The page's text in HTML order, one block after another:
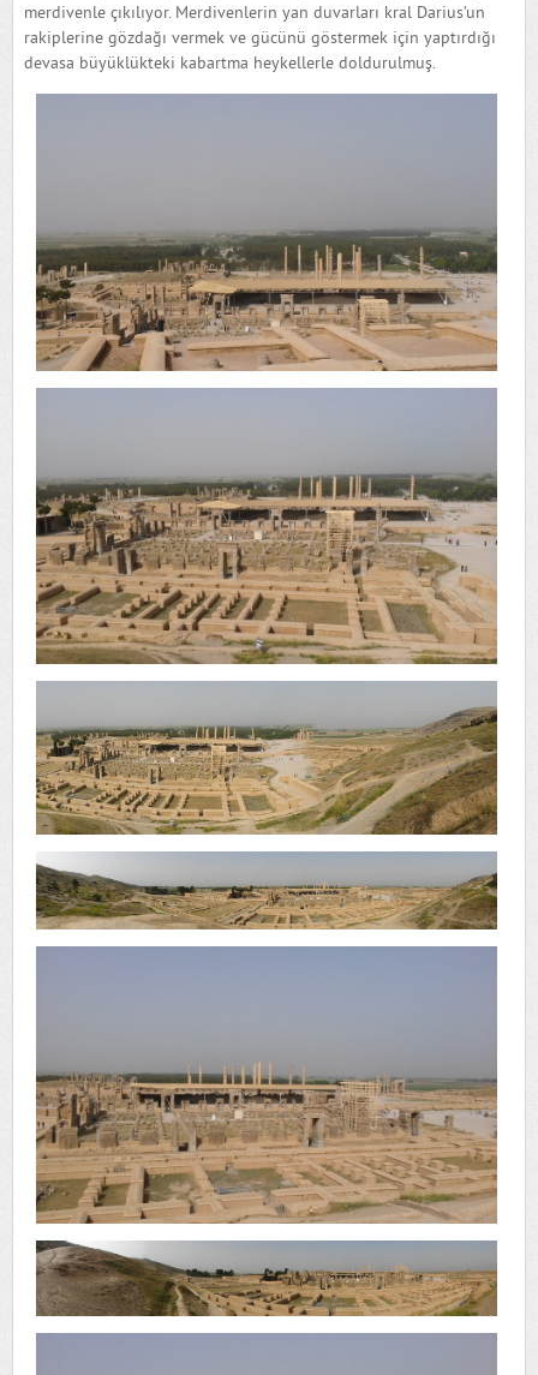
merdivenle çıkılıyor. Merdivenlerin yan duvarları kral Darius’un
rakiplerine gözdağı vermek ve gücünü göstermek için yaptırdığı
devasa büyüklükteki kabartma heykellerle doldurulmuş.